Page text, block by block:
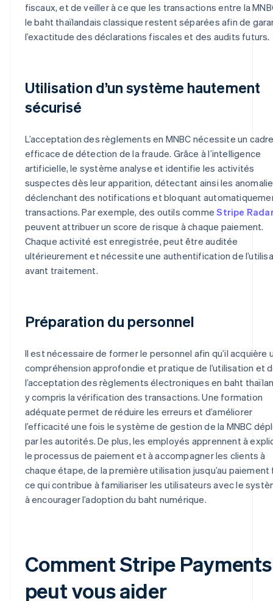
fiscaux, et de veiller à ce que les transactions entre la
le baht thaïlandais classique restent séparées afin de
l’exactitude des déclarations fiscales et des audits futurs.
Utilisation d’un système hautement
sécurisé
L’acceptation des règlements en MNBC nécessite un
efficace de détection de la fraude. Grâce à l’intelligence
artificielle, le système analyse et identifie les activités
suspectes dès leur apparition, détectant ainsi les
déclenchant des notifications et bloquant
transactions. Par exemple, des outils commeStripe
peuvent attribuer un score de risque à chaque paiement.
Chaque activité est enregistrée, peut être auditée
ultérieurement et nécessite une authentification de
avant traitement.
Préparation du personnel
Il est nécessaire de former le personnel afin qu’il acquière
compréhension approfondie et pratique de l’utilisation et
l’acceptation des règlements électroniques en baht
y compris la vérification des transactions. Une formation
adéquate permet de réduire les erreurs et d’améliorer
l’efficacité une fois le système de gestion de la MNBC
par les autorités. De plus, les employés apprennent à
le processus de paiement et à accompagner les clients à
chaque étape, de la première utilisation jusqu’au paiement
ce qui contribue à familiariser les utilisateurs avec le
à encourager l’adoption du baht numérique.
Comment Stripe Payments
peut vous aider